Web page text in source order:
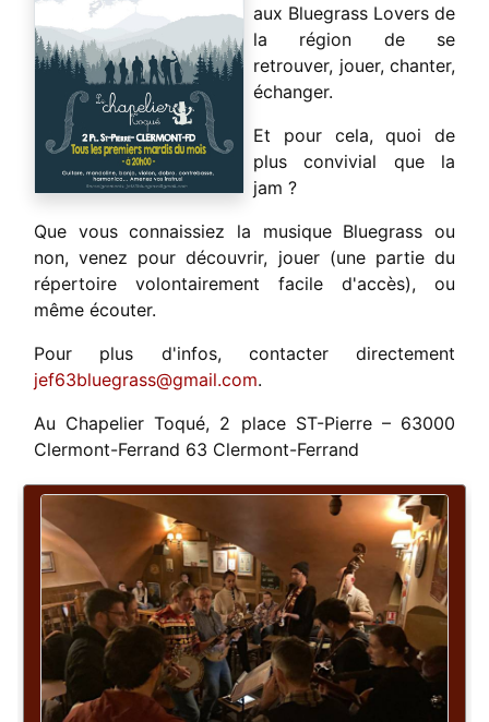
aux Bluegrass Lovers de
la région de se
retrouver, jouer, chanter,
échanger.
Et pour cela, quoi de
plus convivial que la
jam ?
Que vous connaissiez la musique Bluegrass ou
non, venez pour découvrir, jouer (une partie du
répertoire volontairement facile d'accès), ou
même écouter.
Pour plus d'infos, contacter directement
jef63bluegrass@gmail.com.
Au Chapelier Toqué, 2 place ST-Pierre – 63000
Clermont-Ferrand 63 Clermont-Ferrand